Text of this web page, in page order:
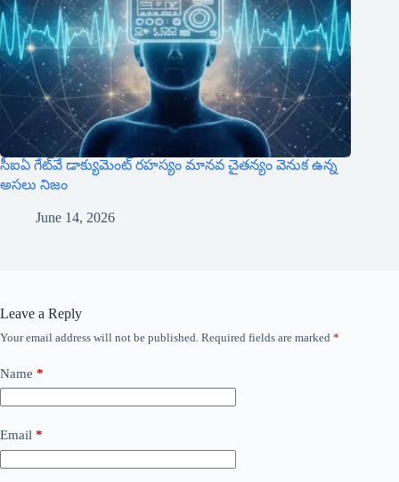
సీఐఏ గేట్‌వే డాక్యుమెంట్ రహస్యం మానవ చైతన్యం వెనుక ఉన్న
అసలు నిజం
June 14, 2026
Leave a Reply
Your email address will not be published. Required fields are marked *
Name *
Email *